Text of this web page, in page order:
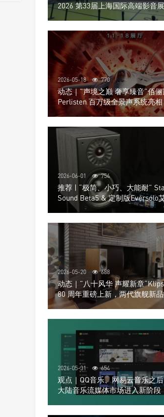
2026 第33届上海国际高端影音
2026-05-18 770
动态｜”声境之巅 奢享臻音”佰
Perlisten 百万级全景声系统亮相
京国际音响展
2026-06-01 754
推荐 | “极简、小巧、大能耐”
Sound Beta5 & 定制版Eversolo
Play音响组合
2026-05-20 688
动态｜”八十风华 声耀新章
80 周年重磅上新，两代旗舰新品
核配置音质再升级
2026-05-31 654
观点｜QQ音乐、网易云音乐之
大陆音乐流媒体市场进入新阶段